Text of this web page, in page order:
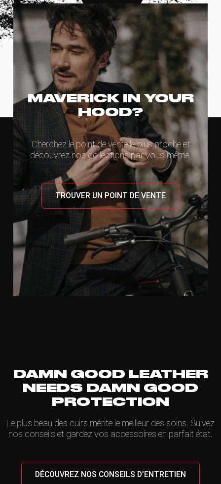
MAVERICK IN YOUR
HOOD?
Cherchez le point de vente le plus proche et
découvrez nos collections par vous-même.
TROUVER UN POINT DE VENTE
DAMN GOOD LEATHER
NEEDS DAMN GOOD
PROTECTION
Le plus beau des cuirs mérite le meilleur des soins. Suivez
nos conseils et gardez vos accessoires en parfait état.
DÉCOUVREZ NOS CONSEILS D’ENTRETIEN